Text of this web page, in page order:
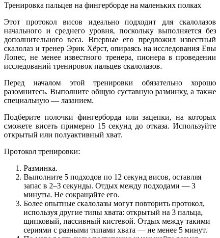
Тренировка пальцев на фингерборде на маленьких полках
Этот протокол висов идеально подходит для скалолазов
начального и среднего уровня, поскольку выполняется без
дополнительного веса. Впервые его предложил известный
скалолаз и тренер Эрик Хёрст, опираясь на исследования Евы
Лопес, не менее известного тренера, пионера в проведении
исследований тренировок пальцев скалолазов.
Перед началом этой тренировки обязательно хорошо
разомнитесь. Выполните общую суставную разминку, а также
специальную — лазанием.
Подберите полочки фингерборда или зацепки, на которых
сможете висеть примерно 15 секунд до отказа. Используйте
открытый или полуактивный хват.
Протокол тренировки:
Разминка.
Выполните 5 подходов по 12 секунд висов, оставляя
запас в 2–3 секунды. Отдых между подходами — 3
минуты. Не сокращайте его.
Более опытные скалолазы могут повторить протокол,
используя другие типы хвата: открытый на 3 пальца,
щипковый, пассивный кистевой. Отдых между такими
сериями с разными типами хвата — не менее 5 минут.